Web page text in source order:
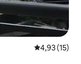
Priemerné
4,93 (15)